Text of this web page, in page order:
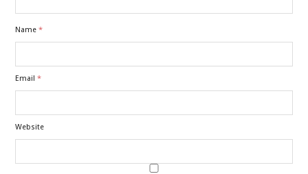
Name*
Email*
Website